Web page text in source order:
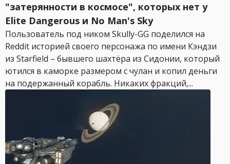
"затерянности в космосе", которых нет у
Elite Dangerous и No Man's Sky
Пользователь под ником Skully-GG поделился на
Reddit историей своего персонажа по имени Кэндзи
из Starfield – бывшего шахтёра из Сидонии, который
ютился в каморке размером с чулан и копил деньги
на подержанный корабль. Никаких фракций,...